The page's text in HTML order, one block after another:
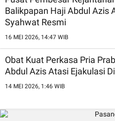
Balikpapan Haji Abdul Azis
Syahwat Resmi
16 MEI 2026, 14:47 WIB
Obat Kuat Perkasa Pria
Abdul Azis Atasi Ejakulasi
14 MEI 2026, 1:46 WIB